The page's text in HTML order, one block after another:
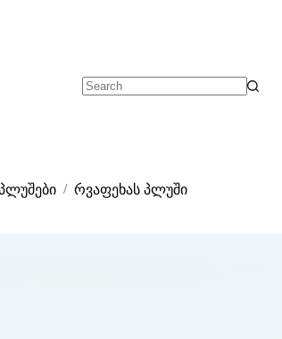
/ რვაფეხას პლუში